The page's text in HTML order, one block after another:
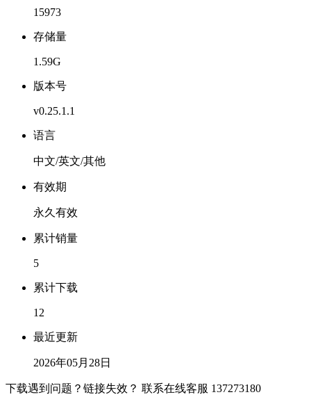
15973
存储量
1.59G
版本号
v0.25.1.1
语言
中文/英文/其他
有效期
永久有效
累计销量
5
累计下载
12
最近更新
2026年05月28日
下载遇到问题？链接失效？ 联系在线客服 137273180